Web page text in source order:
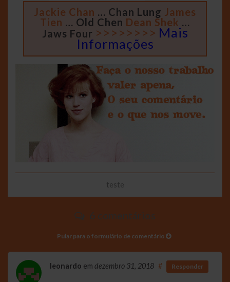
Jackie Chan … Chan Lung James
Tien … Old Chen Dean Shek …
Jaws Four >>>>>>>> Mais
Informações
teste
6 comentários
Pular para o formulário de comentário
leonardo em dezembro 31, 2018 # Responder